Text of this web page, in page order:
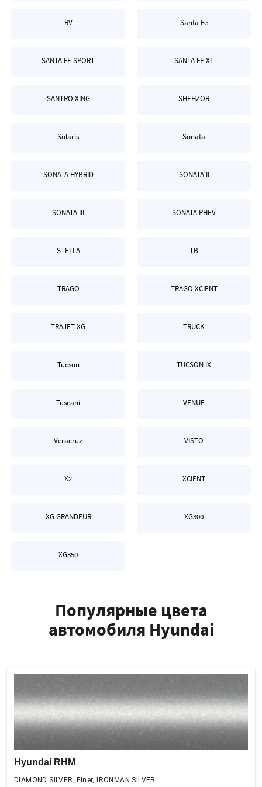
RV Santa Fe
SANTA FE SPORT SANTA FE XL
SANTRO XING SHEHZOR
Solaris Sonata
SONATA HYBRID SONATA II
SONATA III SONATA PHEV
STELLA TB
TRAGO TRAGO XCIENT
TRAJET XG TRUCK
Tucson TUCSON IX
Tuscani VENUE
Veracruz VISTO
X2 XCIENT
XG GRANDEUR XG300
XG350
Популярные цвета
автомобиля Hyundai
Hyundai RHM
DIAMOND SILVER, Finer, IRONMAN SILVER